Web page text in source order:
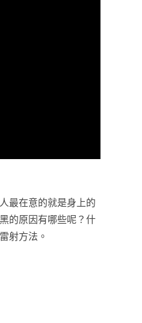
最在意的就是身上的
的原因有哪些呢？什
射方法。